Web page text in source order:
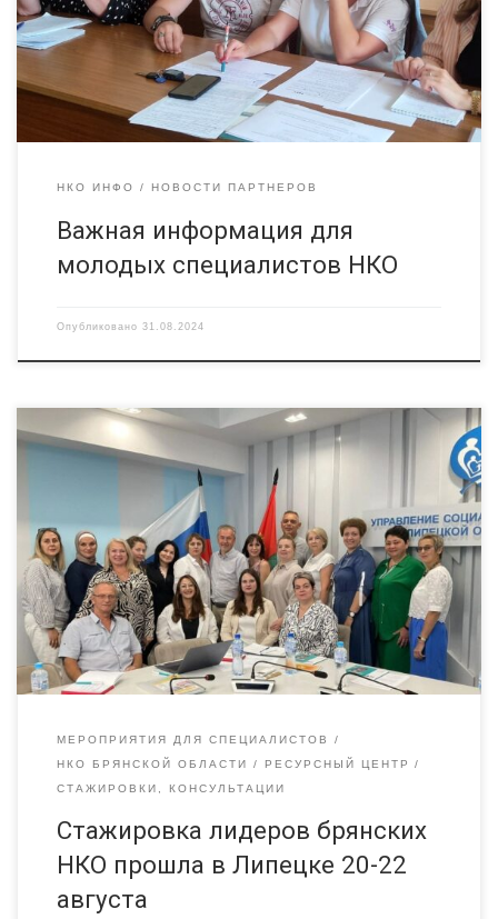
управленческих навыков и адаптацию новых людей в
секторе. Обычно в некоммерческой деятельности нет
специальных подходов и программ поддержки молодых
специалистов, их погружения (онбординга) в специфику […]
НКО ИНФО НОВОСТИ ПАРТНЕРОВ
Важная информация для
молодых специалистов НКО
Опубликовано 31.08.2024
С 20 по 22 августа делегация представителей НКО, активно
работающих в Брянской области, провели стажировку в г.
Липецке. Организатор этого выездного события – Ресурсный
центр Радимичи. Координатор стажировки в Липецкой
области — Ольга Голощапова, руководитель Школы НКО, в
Брянской области — Светлана Польская, методист,
специалист Ресурсного центра. В течение трёх […]
МЕРОПРИЯТИЯ ДЛЯ СПЕЦИАЛИСТОВ
НКО БРЯНСКОЙ ОБЛАСТИ
РЕСУРСНЫЙ ЦЕНТР
СТАЖИРОВКИ, КОНСУЛЬТАЦИИ
Стажировка лидеров брянских
НКО прошла в Липецке 20-22
августа